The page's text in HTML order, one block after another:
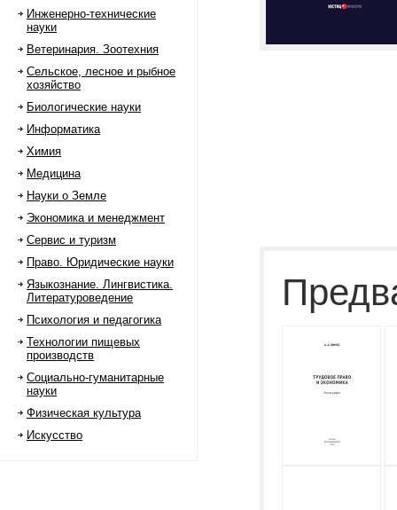
Инженерно-технические
науки
Ветеринария. Зоотехния
Сельское, лесное и рыбное
хозяйство
Биологические науки
Информатика
Химия
Медицина
Науки о Земле
Экономика и менеджмент
Сервис и туризм
Право. Юридические науки
Языкознание. Лингвистика.
Литературоведение
Психология и педагогика
Технологии пищевых
производств
Социально-гуманитарные
науки
Физическая культура
Искусство